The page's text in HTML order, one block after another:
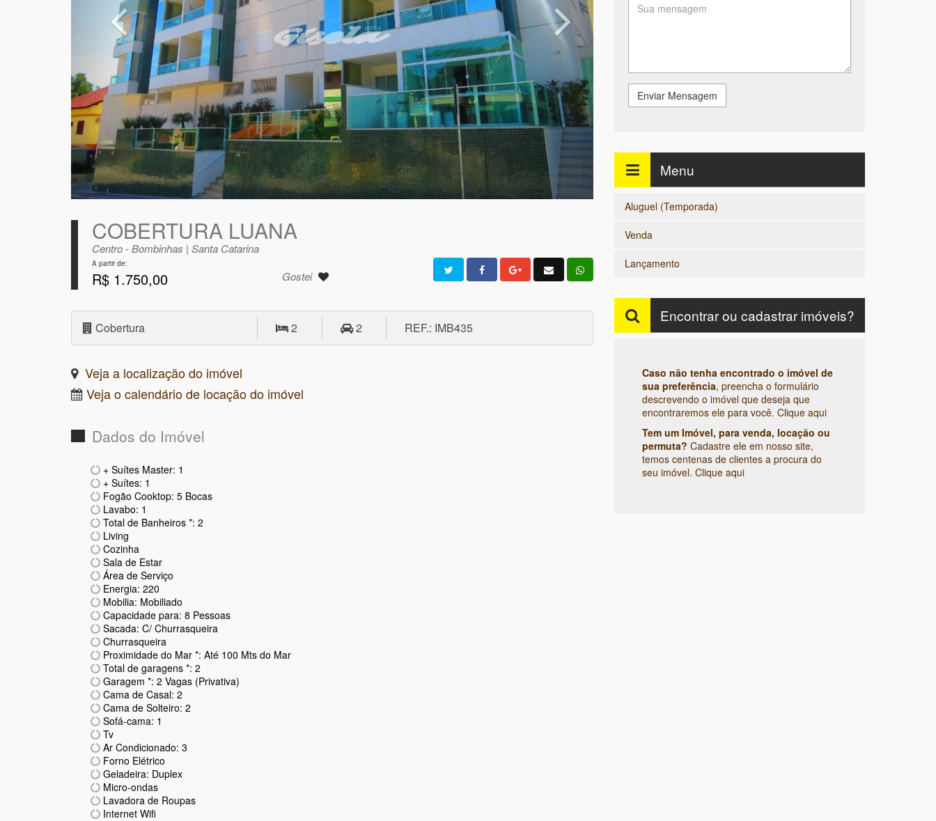
COBERTURA LUANA
Centro - Bombinhas | Santa Catarina
A partir de:
R$ 1.750,00 Gostei
Cobertura 2 2 REF.: IMB435
Veja a localização do imóvel
Veja o calendário de locação do imóvel
Dados do Imóvel
+ Suítes Master: 1
+ Suítes: 1
Fogão Cooktop: 5 Bocas
Lavabo: 1
Total de Banheiros *: 2
Living
Cozinha
Sala de Estar
Área de Serviço
Energia: 220
Mobilia: Mobiliado
Capacidade para: 8 Pessoas
Sacada: C/ Churrasqueira
Churrasqueira
Proximidade do Mar *: Até 100 Mts do Mar
Total de garagens *: 2
Garagem *: 2 Vagas (Privativa)
Cama de Casal: 2
Cama de Solteiro: 2
Sofá-cama: 1
Tv
Ar Condicionado: 3
Forno Elétrico
Geladeira: Duplex
Micro-ondas
Lavadora de Roupas
Internet Wifi
Enviar Mensagem
Menu
Aluguel (Temporada)
Venda
Lançamento
Encontrar ou cadastrar imóveis?
Caso não tenha encontrado o imóvel de
sua preferência, preencha o formulário
descrevendo o imóvel que deseja que
encontraremos ele para você. Clique aqui
Tem um Imóvel, para venda, locação ou
permuta? Cadastre ele em nosso site,
temos centenas de clientes a procura do
seu imóvel. Clique aqui